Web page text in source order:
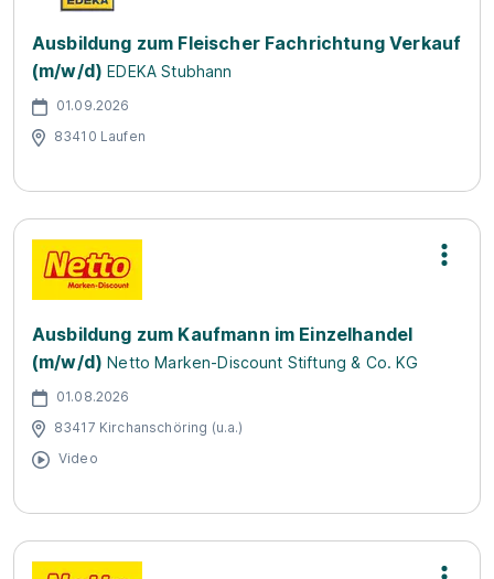
Ausbildung zum Fleischer Fachrichtung Verkauf
(m/w/d) EDEKA Stubhann
01.09.2026
83410 Laufen
Ausbildung zum Kaufmann im Einzelhandel
(m/w/d) Netto Marken-Discount Stiftung & Co. KG
01.08.2026
83417 Kirchanschöring (u.a.)
Video